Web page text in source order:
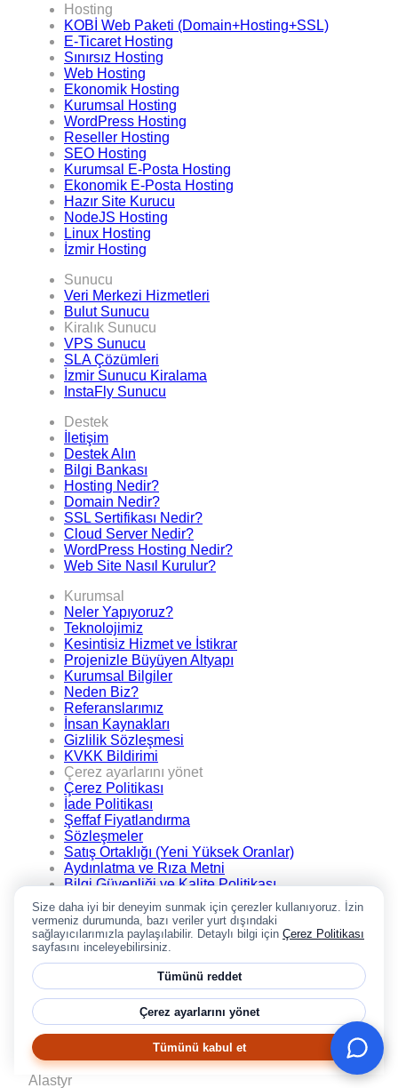
Hosting
KOBİ Web Paketi (Domain+Hosting+SSL)
E-Ticaret Hosting
Sınırsız Hosting
Web Hosting
Ekonomik Hosting
Kurumsal Hosting
WordPress Hosting
Reseller Hosting
SEO Hosting
Kurumsal E-Posta Hosting
Ekonomik E-Posta Hosting
Hazır Site Kurucu
NodeJS Hosting
Linux Hosting
İzmir Hosting
Sunucu
Veri Merkezi Hizmetleri
Bulut Sunucu
Kiralık Sunucu
VPS Sunucu
SLA Çözümleri
İzmir Sunucu Kiralama
InstaFly Sunucu
Destek
İletişim
Destek Alın
Bilgi Bankası
Hosting Nedir?
Domain Nedir?
SSL Sertifikası Nedir?
Cloud Server Nedir?
WordPress Hosting Nedir?
Web Site Nasıl Kurulur?
Kurumsal
Neler Yapıyoruz?
Teknolojimiz
Kesintisiz Hizmet ve İstikrar
Projenizle Büyüyen Altyapı
Kurumsal Bilgiler
Neden Biz?
Referanslarımız
İnsan Kaynakları
Gizlilik Sözleşmesi
KVKK Bildirimi
Çerez ayarlarını yönet
Çerez Politikası
İade Politikası
Şeffaf Fiyatlandırma
Sözleşmeler
Satış Ortaklığı (Yeni Yüksek Oranlar)
Aydınlatma ve Rıza Metni
Bilgi Güvenliği ve Kalite Politikası
.TR Alan adı bayilerimiz
.TR Alan adı bayilik başvurusu
TRABİS Mevzuat
★★★★★
★★★★★
Copyright © 2002-2026
Alastyr
Size daha iyi bir deneyim sunmak için çerezler kullanıyoruz. İzin
vermeniz durumunda, bazı veriler yurt dışındaki
sağlayıcılarımızla paylaşılabilir. Detaylı bilgi için Çerez Politikası
sayfasını inceleyebilirsiniz.
Tümünü reddet
Çerez ayarlarını yönet
Tümünü kabul et